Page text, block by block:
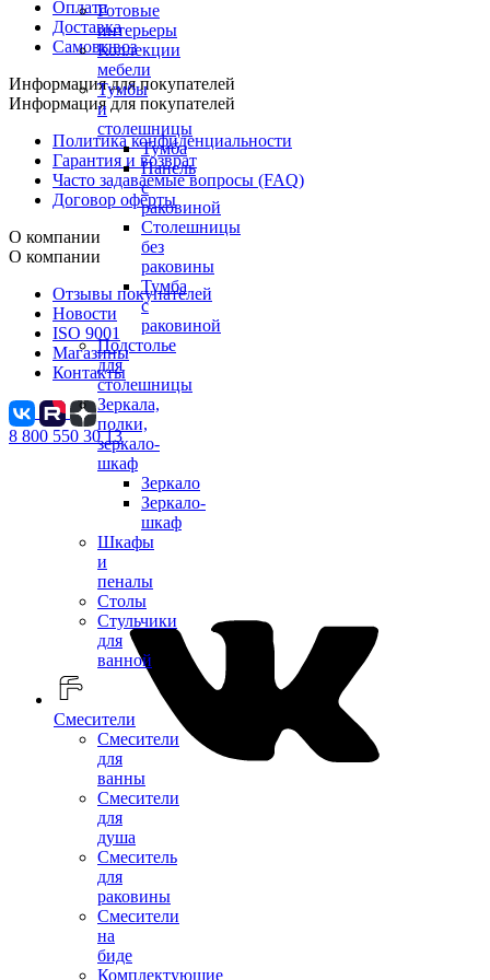
Готовые
интерьеры
Коллекции
мебели
Тумбы
и
столешницы
Тумба
Панель
с
раковиной
Столешницы
без
раковины
Тумба
с
раковиной
Подстолье
для
столешницы
Зеркала,
полки,
зеркало-
шкаф
Зеркало
Зеркало-
шкаф
Шкафы
и
пеналы
Столы
Стульчики
для
ванной
Смесители
Смесители
для
ванны
Смесители
для
душа
Смеситель
для
раковины
Смесители
на
биде
Комплектующие
Оплата
Доставка
Самовывоз
Информация для покупателей
Информация для покупателей
Политика конфиденциальности
Гарантия и возврат
Часто задаваемые вопросы (FAQ)
Договор оферты
О компании
О компании
Отзывы покупателей
Новости
ISO 9001
Магазины
Контакты
8 800 550 30 13